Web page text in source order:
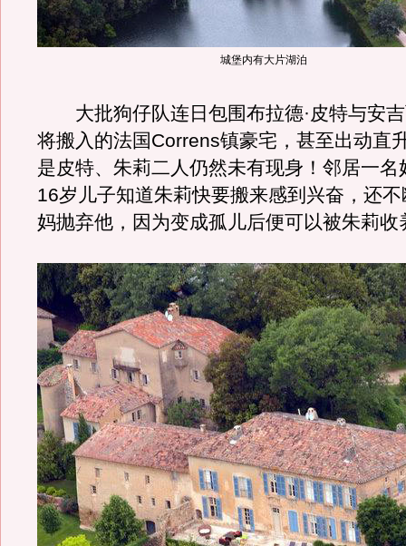
城堡内有大片湖泊
大批狗仔队连日包围布拉德·皮特与安吉
将搬入的法国Correns镇豪宅，甚至出动直
是皮特、朱莉二人仍然未有现身！邻居一名
16岁儿子知道朱莉快要搬来感到兴奋，还
妈抛弃他，因为变成孤儿后便可以被朱莉收